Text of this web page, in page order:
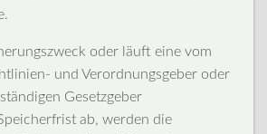
oder läuft eine vom
und Verordnungsgeber oder
Gesetzgeber
ab, werden die